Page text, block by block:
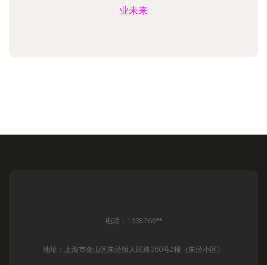
业未来
电话：1338766**
地址：上海市金山区朱泾镇人民路360号2幢（朱泾小区）